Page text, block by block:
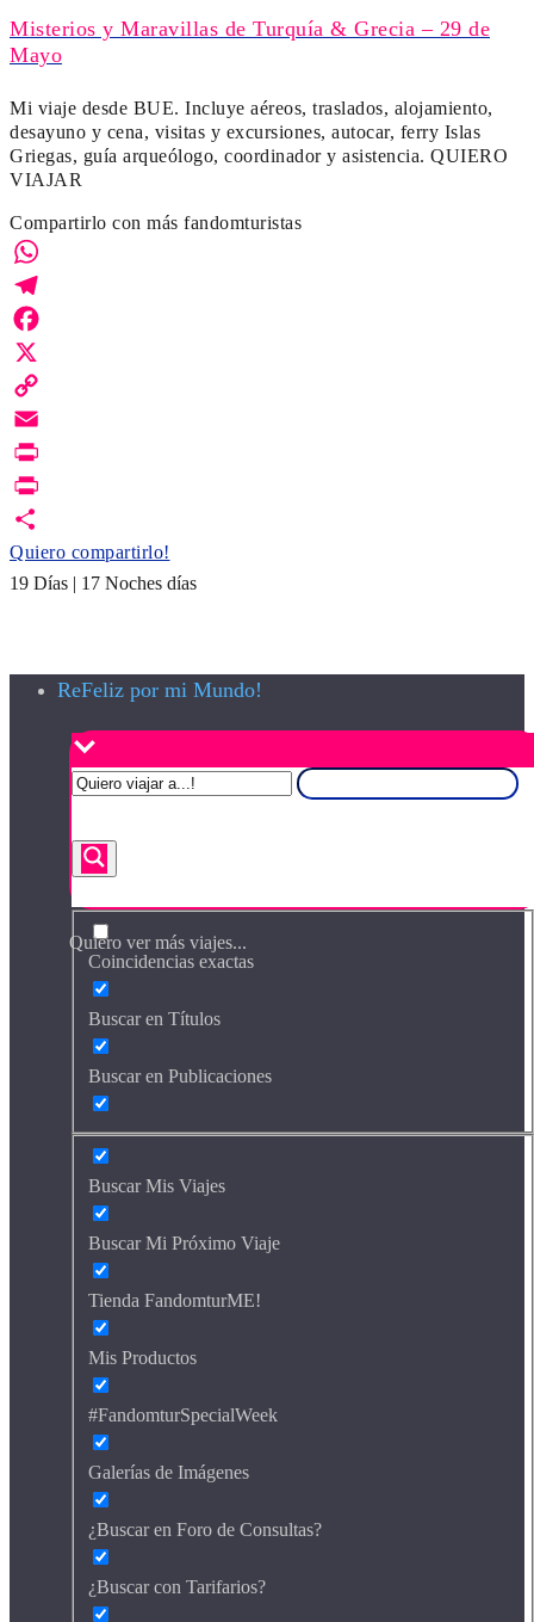
Misterios y Maravillas de Turquía & Grecia – 29 de
Mayo
Mi viaje desde BUE. Incluye aéreos, traslados, alojamiento,
desayuno y cena, visitas y excursiones, autocar, ferry Islas
Griegas, guía arqueólogo, coordinador y asistencia. QUIERO
VIAJAR
Compartirlo con más fandomturistas
WhatsApp
Telegram
Facebook
X
Copy
Link
Email
Print
PrintFriendly
Quiero compartirlo!
19 Días | 17 Noches días
ReFeliz por mi Mundo!
Quiero ver más viajes...
Coincidencias exactas
Buscar en Títulos
Buscar en Publicaciones
Buscar Mis Viajes
Buscar Mi Próximo Viaje
Tienda FandomturME!
Mis Productos
#FandomturSpecialWeek
Galerías de Imágenes
¿Buscar en Foro de Consultas?
¿Buscar con Tarifarios?